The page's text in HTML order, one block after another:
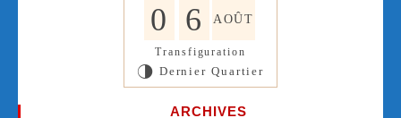
0 6 AOÛT
Transfiguration
T Dernier Quartier
ARCHIVES